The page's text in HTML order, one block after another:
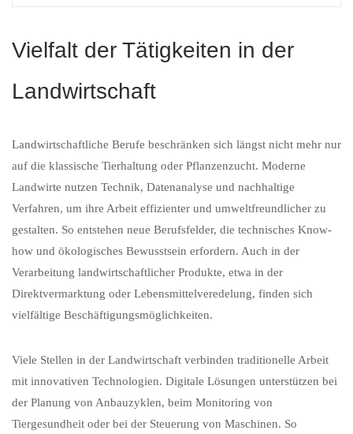
Vielfalt der Tätigkeiten in der
Landwirtschaft
Landwirtschaftliche Berufe beschränken sich längst nicht mehr nur
auf die klassische Tierhaltung oder Pflanzenzucht. Moderne
Landwirte nutzen Technik, Datenanalyse und nachhaltige
Verfahren, um ihre Arbeit effizienter und umweltfreundlicher zu
gestalten. So entstehen neue Berufsfelder, die technisches Know-
how und ökologisches Bewusstsein erfordern. Auch in der
Verarbeitung landwirtschaftlicher Produkte, etwa in der
Direktvermarktung oder Lebensmittelveredelung, finden sich
vielfältige Beschäftigungsmöglichkeiten.
Viele Stellen in der Landwirtschaft verbinden traditionelle Arbeit
mit innovativen Technologien. Digitale Lösungen unterstützen bei
der Planung von Anbauzyklen, beim Monitoring von
Tiergesundheit oder bei der Steuerung von Maschinen. So